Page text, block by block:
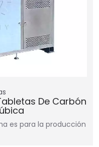
De Carbón
es para la producción